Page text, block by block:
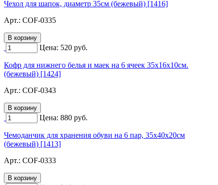
Чехол для шапок, диаметр 35см (бежевый) [1416]
Арт.: COF-0335
Цена: 520 руб.
Кофр для нижнего белья и маек на 6 ячеек 35х16х10см.
(бежевый) [1424]
Арт.: COF-0343
Цена: 880 руб.
Чемоданчик для хранения обуви на 6 пар, 35х40х20см
(бежевый) [1413]
Арт.: COF-0333